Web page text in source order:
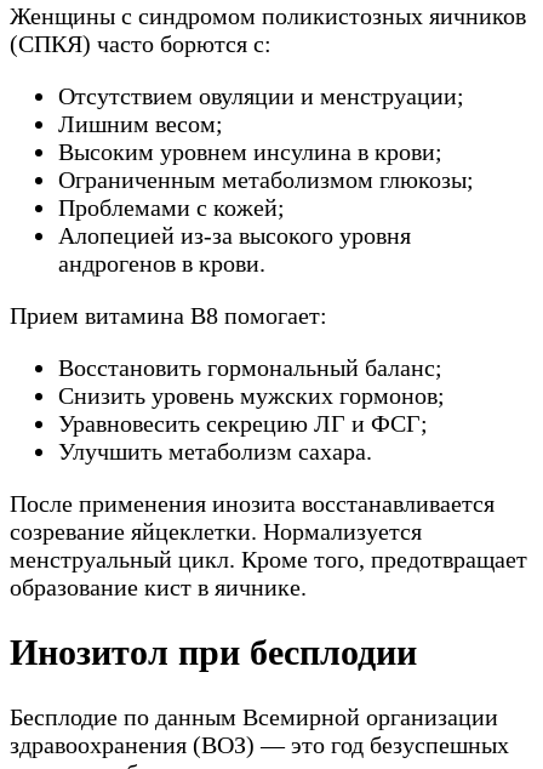
Женщины с синдромом поликистозных яичников
(СПКЯ) часто борются с:
Отсутствием овуляции и менструации;
Лишним весом;
Высоким уровнем инсулина в крови;
Ограниченным метаболизмом глюкозы;
Проблемами с кожей;
Алопецией из-за высокого уровня
андрогенов в крови.
Прием витамина В8 помогает:
Восстановить гормональный баланс;
Снизить уровень мужских гормонов;
Уравновесить секрецию ЛГ и ФСГ;
Улучшить метаболизм сахара.
После применения инозита восстанавливается
созревание яйцеклетки. Нормализуется
менструальный цикл. Кроме того, предотвращает
образование кист в яичнике.
Инозитол при бесплодии
Бесплодие по данным Всемирной организации
здравоохранения (ВОЗ) — это год безуспешных